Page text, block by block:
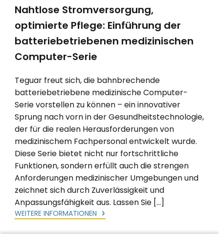
Nahtlose Stromversorgung,
optimierte Pflege: Einführung der
batteriebetriebenen medizinischen
Computer-Serie
Teguar freut sich, die bahnbrechende
batteriebetriebene medizinische Computer-
Serie vorstellen zu können – ein innovativer
Sprung nach vorn in der Gesundheitstechnologie,
der für die realen Herausforderungen von
medizinischem Fachpersonal entwickelt wurde.
Diese Serie bietet nicht nur fortschrittliche
Funktionen, sondern erfüllt auch die strengen
Anforderungen medizinischer Umgebungen und
zeichnet sich durch Zuverlässigkeit und
Anpassungsfähigkeit aus. Lassen Sie […]
WEITERE INFORMATIONEN